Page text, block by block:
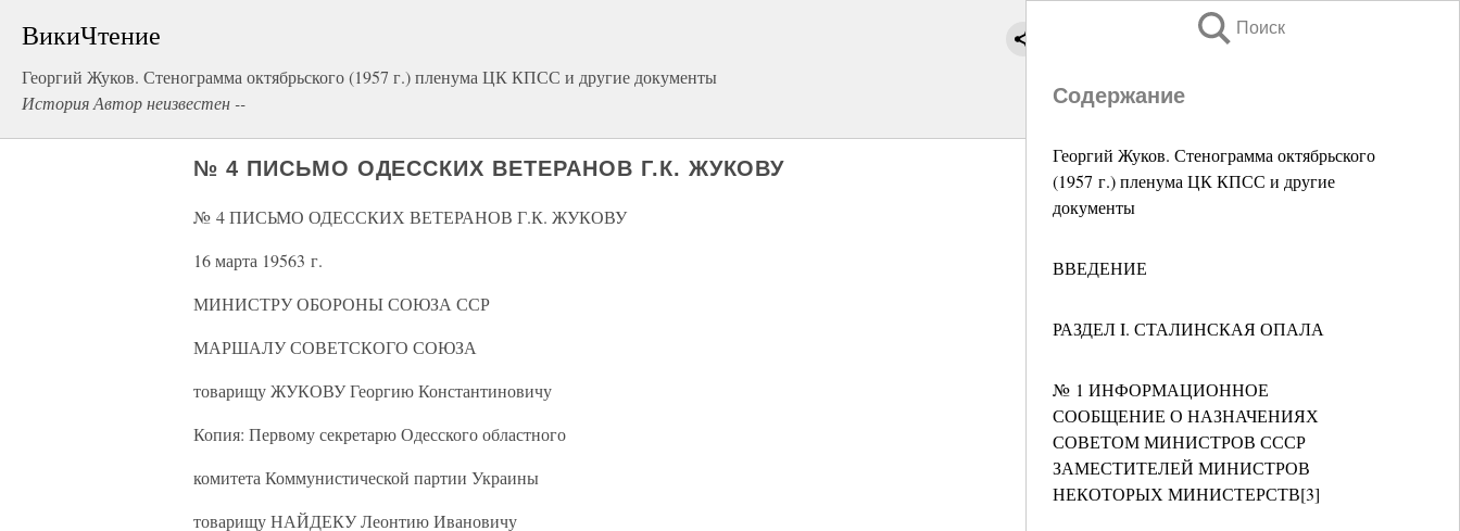
ВикиЧтение
Георгий Жуков. Стенограмма октябрьского (1957 г.) пленума ЦК КПСС и другие документы
История Автор неизвестен --
Поиск
Содержание
Георгий Жуков. Стенограмма октябрьского
(1957 г.) пленума ЦК КПСС и другие
документы
ВВЕДЕНИЕ
РАЗДЕЛ I. СТАЛИНСКАЯ ОПАЛА
№ 1 ИНФОРМАЦИОННОЕ
СООБЩЕНИЕ О НАЗНАЧЕНИЯХ
СОВЕТОМ МИНИСТРОВ СССР
ЗАМЕСТИТЕЛЕЙ МИНИСТРОВ
НЕКОТОРЫХ МИНИСТЕРСТВ[3]
№ 4 ПИСЬМО ОДЕССКИХ ВЕТЕРАНОВ Г.К. ЖУКОВУ
№ 4 ПИСЬМО ОДЕССКИХ ВЕТЕРАНОВ Г.К. ЖУКОВУ
16 марта 19563 г.
МИНИСТРУ ОБОРОНЫ СОЮЗА ССР
МАРШАЛУ СОВЕТСКОГО СОЮЗА
товарищу ЖУКОВУ Георгию Константиновичу
Копия: Первому секретарю Одесского областного
комитета Коммунистической партии Украины
товарищу НАЙДЕКУ Леонтию Ивановичу